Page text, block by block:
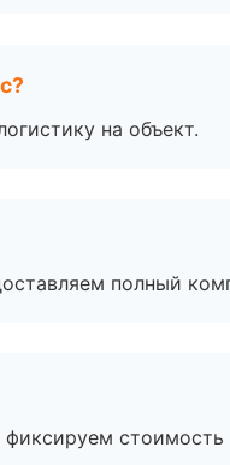
на объект.
полный
стоимость